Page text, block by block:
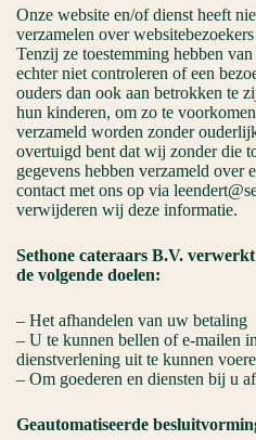
Onze website en/of dienst heeft
verzamelen over
Tenzij ze toestemming hebben
echter niet controleren of een
ouders dan ook aan betrokken te
hun kinderen, om zo te
verzameld worden zonder
overtuigd bent dat wij zonder die
gegevens hebben verzameld over
contact met ons op via
verwijderen wij deze informatie.
Sethone cateraars B.V.
de volgende doelen:
– Het afhandelen van uw betaling
– U te kunnen bellen of e-mailen
dienstverlening uit te kunnen
– Om goederen en diensten bij u
Geautomatiseerde